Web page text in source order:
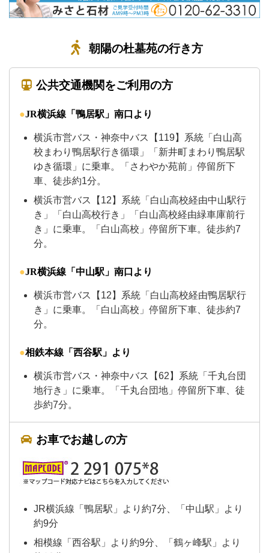
朝陽の杜墓苑の行き方
公共交通機関をご利用の方
JR横浜線 「鴨居駅」南口より
横浜市営バス・神奈中バス【119】系統「白山高
校まわり鴨居駅行き循環」「新井町まわり鴨居駅
ゆき循環」に乗車。「さわやか苑前」停留所下
車、徒歩約1分。
横浜市営バス【12】系統 「白山高校経由中山駅行
き」「白山高校行き」「白山高校経由緑車庫前行
き」に乗車。「白山高校」停留所下車。徒歩約7
分。
JR横浜線「中山駅」南口より
横浜市営バス【12】系統「白山高校経由鴨居駅行
き」に乗車。「白山高校」停留所下車、徒歩約7
分。
相鉄本線 「西谷駅」より
横浜市営バス・神奈中バス【62】系統 「千丸台団
地行き」に乗車。「千丸台団地」停留所下車、徒
歩約7分。
お車でお越しの方
JR横浜線「鴨居駅」より約7分、「中山駅」より
約9分
相模線「西谷駅」より約9分、「鶴ヶ峰駅」より